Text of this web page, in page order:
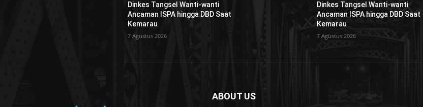
Dinkes Tangsel Wanti-wanti
Ancaman ISPA hingga DBD Saat
Kemarau
7 Agustus 2026
Dinkes Tangsel Wanti-wanti
Ancaman ISPA hingga DBD Saat
Kemarau
7 Agustus 2026
ABOUT US